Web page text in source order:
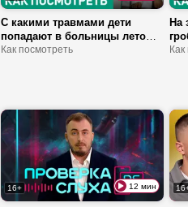
С какими травмами дети
попадают в больницы летом?
| История со щенками в
Как посмотреть
На
Как
16+ 12 мин